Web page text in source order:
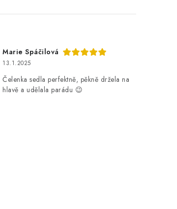
Marie Spáčilová
13.1.2025
Čelenka sedla perfektně, pěkně držela na
hlavě a udělala parádu 😉